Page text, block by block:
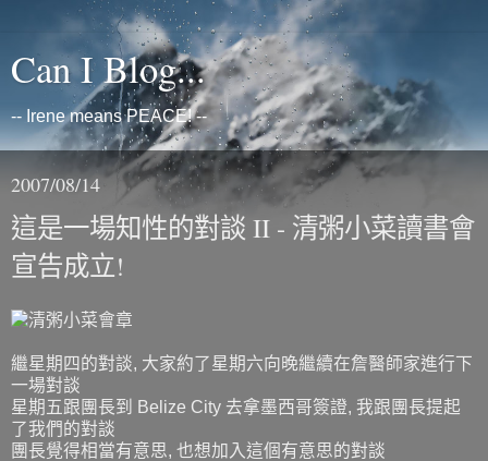
Can I Blog...
-- Irene means PEACE! --
2007/08/14
這是一場知性的對談 II - 清粥小菜讀書會
宣告成立!
繼星期四的對談, 大家約了星期六向晚繼續在詹醫師家進行下
一場對談
星期五跟團長到 Belize City 去拿墨西哥簽證, 我跟團長提起
了我們的對談
團長覺得相當有意思, 也想加入這個有意思的對談